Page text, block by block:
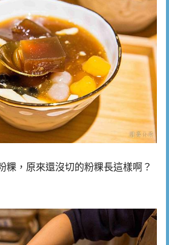
粿，原來還沒切的粉粿長這樣啊？